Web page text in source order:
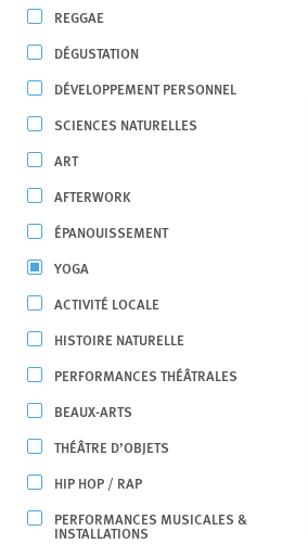
REGGAE
DÉGUSTATION
DÉVELOPPEMENT PERSONNEL
SCIENCES NATURELLES
ART
AFTERWORK
ÉPANOUISSEMENT
YOGA
ACTIVITÉ LOCALE
HISTOIRE NATURELLE
PERFORMANCES THÉÂTRALES
BEAUX-ARTS
THÉÂTRE D’OBJETS
HIP HOP / RAP
PERFORMANCES MUSICALES &
INSTALLATIONS